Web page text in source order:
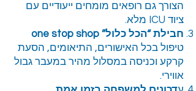
הצורך גם רופאים מומחים ייעודיים עם
ציוד ICU מלא.
חבילת “הכל כלול” one stop shop
טיפול בכל האישורים, התיאומים, הסעת
קרקע וכניסה במסלול מהיר במעבר גבול
אווירי.